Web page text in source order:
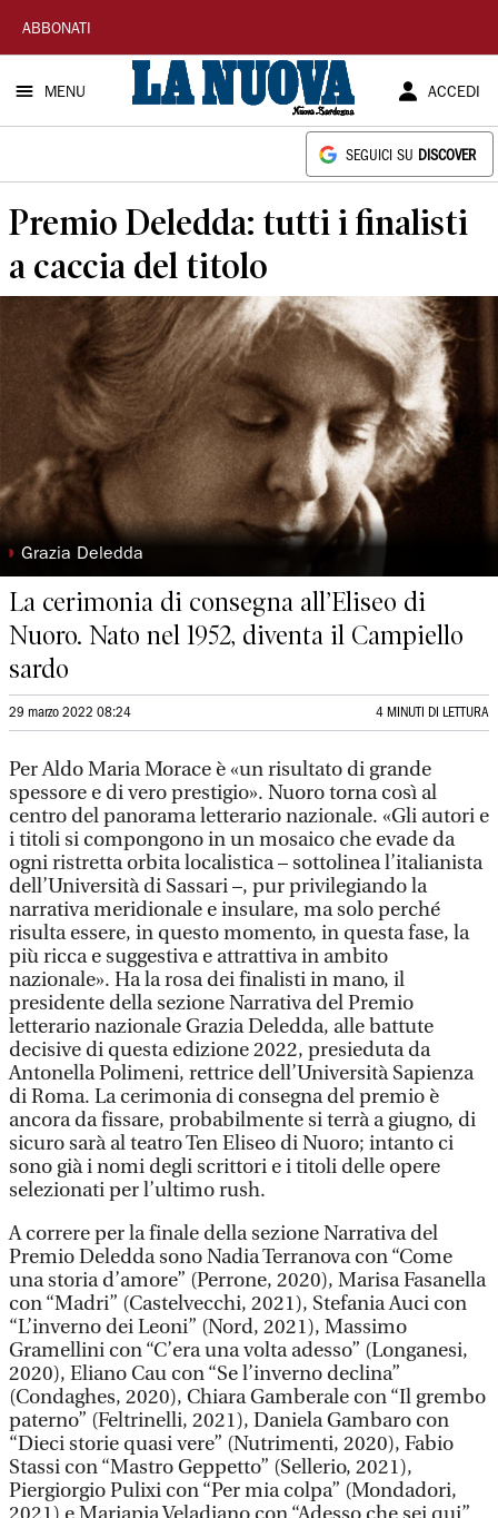
La
Nuova
Sardegna
ABBONATI
MENU ACCEDI
SEGUICI SU DISCOVER
Premio Deledda: tutti i finalisti
a caccia del titolo
◗ Grazia Deledda
La cerimonia di consegna all’Eliseo di
Nuoro. Nato nel 1952, diventa il Campiello
sardo
29 marzo 2022 08:24 4 MINUTI DI LETTURA
Per Aldo Maria Morace è «un risultato di grande
spessore e di vero prestigio». Nuoro torna così al
centro del panorama letterario nazionale. «Gli autori e
i titoli si compongono in un mosaico che evade da
ogni ristretta orbita localistica – sottolinea l’italianista
dell’Università di Sassari –, pur privilegiando la
narrativa meridionale e insulare, ma solo perché
risulta essere, in questo momento, in questa fase, la
più ricca e suggestiva e attrattiva in ambito
nazionale». Ha la rosa dei finalisti in mano, il
presidente della sezione Narrativa del Premio
letterario nazionale Grazia Deledda, alle battute
decisive di questa edizione 2022, presieduta da
Antonella Polimeni, rettrice dell’Università Sapienza
di Roma. La cerimonia di consegna del premio è
ancora da fissare, probabilmente si terrà a giugno, di
sicuro sarà al teatro Ten Eliseo di Nuoro; intanto ci
sono già i nomi degli scrittori e i titoli delle opere
selezionati per l’ultimo rush.
A correre per la finale della sezione Narrativa del
Premio Deledda sono Nadia Terranova con “Come
una storia d’amore” (Perrone, 2020), Marisa Fasanella
con “Madri” (Castelvecchi, 2021), Stefania Auci con
“L’inverno dei Leoni” (Nord, 2021), Massimo
Gramellini con “C’era una volta adesso” (Longanesi,
2020), Eliano Cau con “Se l’inverno declina”
(Condaghes, 2020), Chiara Gamberale con “Il grembo
paterno” (Feltrinelli, 2021), Daniela Gambaro con
“Dieci storie quasi vere” (Nutrimenti, 2020), Fabio
Stassi con “Mastro Geppetto” (Sellerio, 2021),
Piergiorgio Pulixi con “Per mia colpa” (Mondadori,